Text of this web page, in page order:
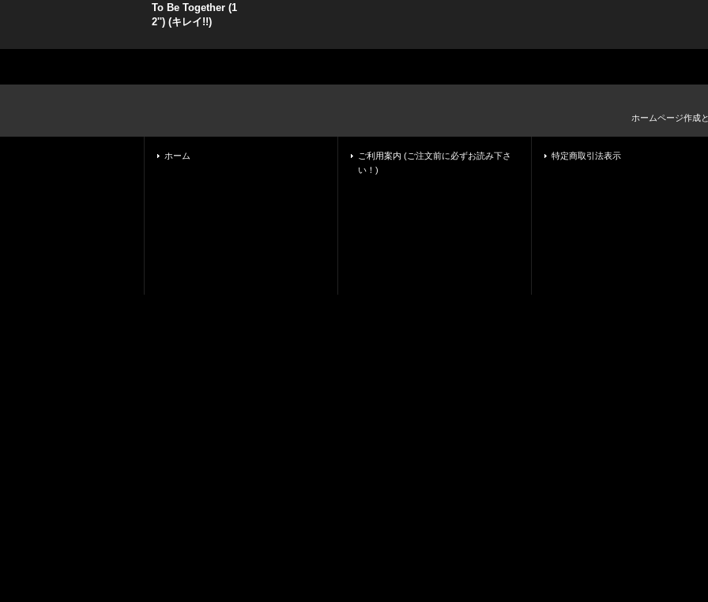
To Be Together (1
2'') (キレイ!!)
ホームページ作成
ホーム
ご利用案内 (ご注文前に必ずお読み下さ
い！)
特定商取引法表示